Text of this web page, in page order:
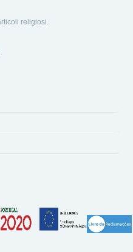
religiosi.